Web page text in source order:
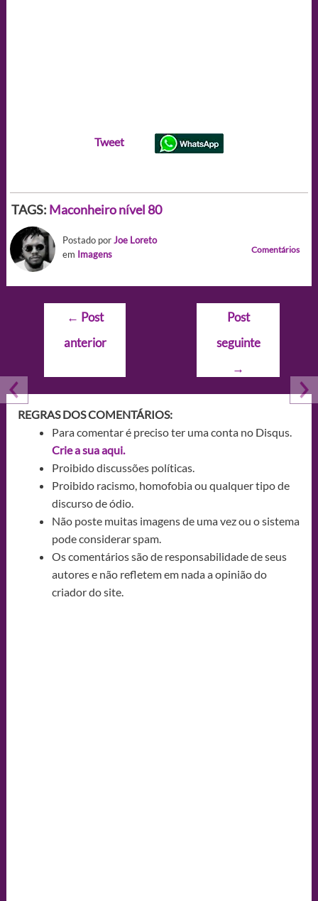
Tweet
TAGS: Maconheiro nível 80
Postado porJoe Loreto
em Imagens Comentários
Navegação
Post
← Post
anterior
Post
seguinte
→
REGRAS DOS COMENTÁRIOS:
Para comentar é preciso ter uma conta no Disqus.
Crie a sua aqui.
Proibido discussões políticas.
Proibido racismo, homofobia ou qualquer tipo de
discurso de ódio.
Não poste muitas imagens de uma vez ou o sistema
pode considerar spam.
Os comentários são de responsabilidade de seus
autores e não refletem em nada a opinião do
criador do site.